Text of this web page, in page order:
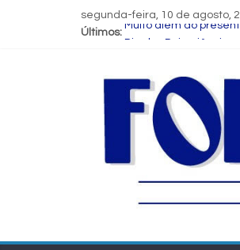
segunda-feira, 10 de agosto,
Últimos:
Muito além do
Prefeitura de Feira
Bruno Reis e Zé